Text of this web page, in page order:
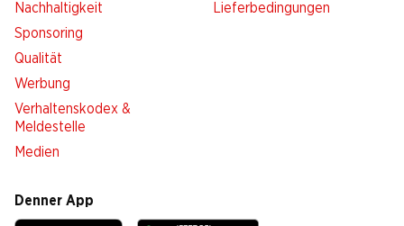
Nachhaltigkeit
Sponsoring
Qualität
Werbung
Verhaltenskodex &
Meldestelle
Medien
Lieferbedingungen
Denner App